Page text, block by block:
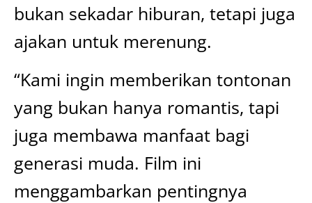
bukan sekadar hiburan, tetapi juga
ajakan untuk merenung.
“Kami ingin memberikan tontonan
yang bukan hanya romantis, tapi
juga membawa manfaat bagi
generasi muda. Film ini
menggambarkan pentingnya